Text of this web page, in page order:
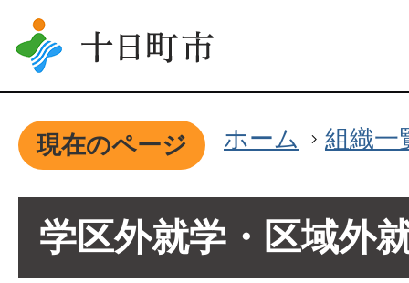
現在のページ ホーム 組織一
学区外就学・区域外